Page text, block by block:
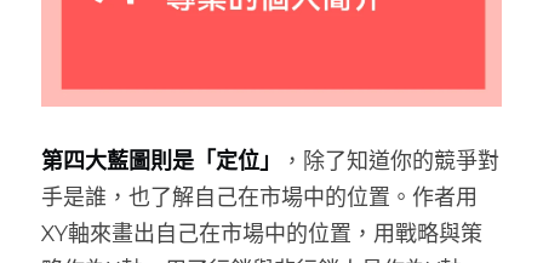
第四大藍圖則是「定位」
，除了知道你的競爭對
手是誰，也了解自己在市場中的位置。作者用
XY軸來畫出自己在市場中的位置，用戰略與策